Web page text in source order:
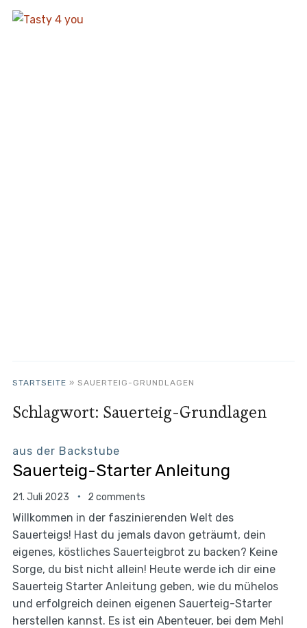
STARTSEITE » SAUERTEIG-GRUNDLAGEN
Schlagwort: Sauerteig-Grundlagen
aus der Backstube
Sauerteig-Starter Anleitung
21. Juli 2023 2 comments
Willkommen in der faszinierenden Welt des
Sauerteigs! Hast du jemals davon geträumt, dein
eigenes, köstliches Sauerteigbrot zu backen? Keine
Sorge, du bist nicht allein! Heute werde ich dir eine
Sauerteig Starter Anleitung geben, wie du mühelos
und erfolgreich deinen eigenen Sauerteig-Starter
herstellen kannst. Es ist ein Abenteuer, bei dem Mehl